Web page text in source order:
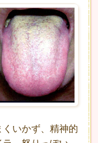
いかず、精神的